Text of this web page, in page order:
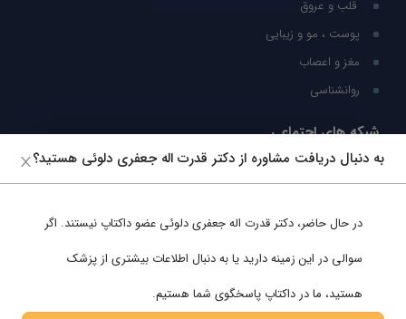
قلب و عروق
پوست ، مو و زیبایی
مغز و اعصاب
روانشناسی
شبکه های اجتماعی
ما را در شبکه های اجتماعی دنبال کنید
به دنبال دریافت مشاوره از دکتر قدرت اله جعفری دلوئی هستید؟
در حال حاضر، دکتر قدرت اله جعفری دلوئی عضو داکتاپ نیستند. اگر
سوالی در این زمینه دارید یا به دنبال اطلاعات بیشتری از پزشک
هستید، ما در داکتاپ پاسخگوی شما هستیم.